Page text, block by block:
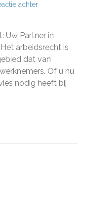
achterop
Arbeidsrecht:
Uw
in
Juridische
Zaken
Uw Partner in
arbeidsrecht is
dat van
Of u nu
nodig heeft bij